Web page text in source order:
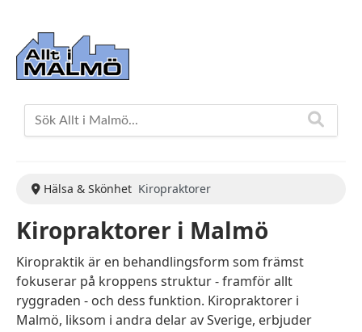
Hälsa & Skönhet Kiropraktorer
Kiropraktorer i Malmö
Kiropraktik är en behandlingsform som främst
fokuserar på kroppens struktur - framför allt
ryggraden - och dess funktion. Kiropraktorer i
Malmö, liksom i andra delar av Sverige, erbjuder